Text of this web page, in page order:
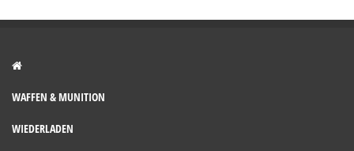
WAFFEN & MUNITION
WIEDERLADEN